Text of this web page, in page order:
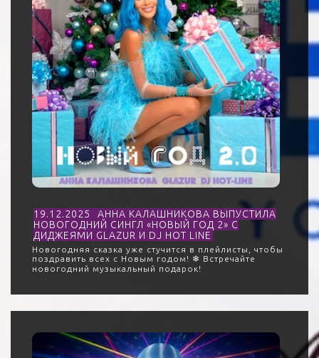
19.12.2025
АННА КАЛАШНИКОВА ВЫПУСТИЛА
НОВОГОДНИЙ СИНГЛ «НОВЫЙ ГОД 2» С
ДИДЖЕЯМИ GLAZUR И DJ HOT LINE
Новогодняя сказка уже стучится в плейлисты, чтобы
поздравить всех с Новым годом! ❄ Встречайте
новогодний музыкальный подарок!